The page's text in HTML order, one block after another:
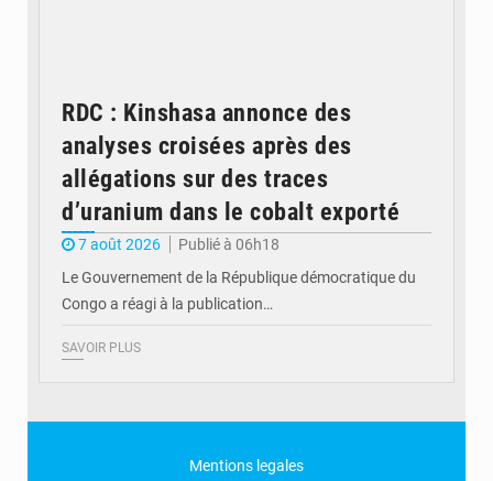
RDC : Kinshasa annonce des
analyses croisées après des
allégations sur des traces
d’uranium dans le cobalt exporté
7 août 2026
Publié à 06h18
Le Gouvernement de la République démocratique du
Congo a réagi à la publication…
SAVOIR PLUS
Mentions legales